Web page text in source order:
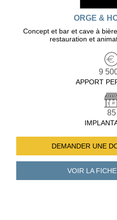
ORGE &
Concept et bar et cave à
restauration et
9
APPORT
85
DEMANDER UNE
VOIR LA FICHE